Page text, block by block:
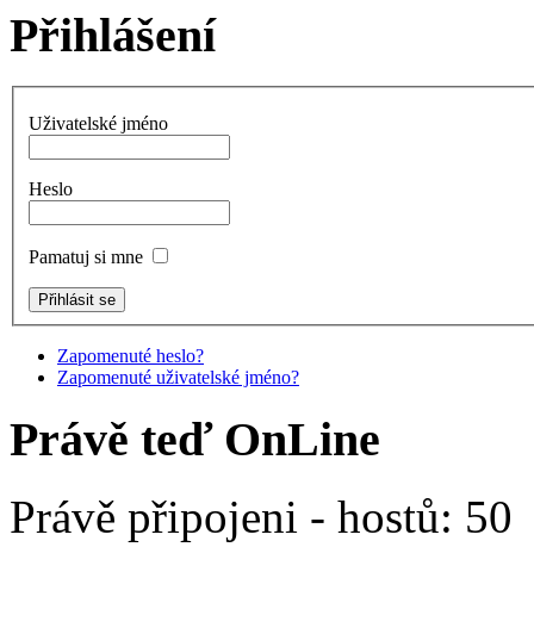
Přihlášení
Uživatelské jméno
Heslo
Pamatuj si mne
Zapomenuté heslo?
Zapomenuté uživatelské jméno?
Právě teď OnLine
Právě připojeni - hostů: 50